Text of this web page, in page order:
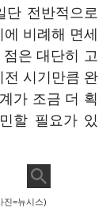
단 전반적으로
비례해 면세
은 대단히 고
전 시기만큼 완
가 조금 더 획
할 필요가 있
진=뉴시스)